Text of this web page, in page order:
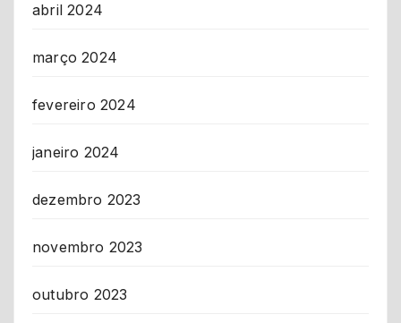
abril 2024
março 2024
fevereiro 2024
janeiro 2024
dezembro 2023
novembro 2023
outubro 2023